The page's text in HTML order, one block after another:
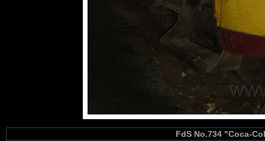
FdS No.734 "Coca-